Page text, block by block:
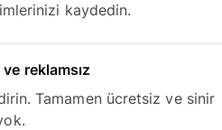
kaydedin.
reklamsız
Tamamen ücretsiz ve sinir